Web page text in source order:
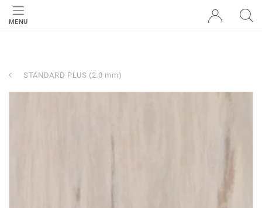
MENU
STANDARD PLUS (2.0 mm)